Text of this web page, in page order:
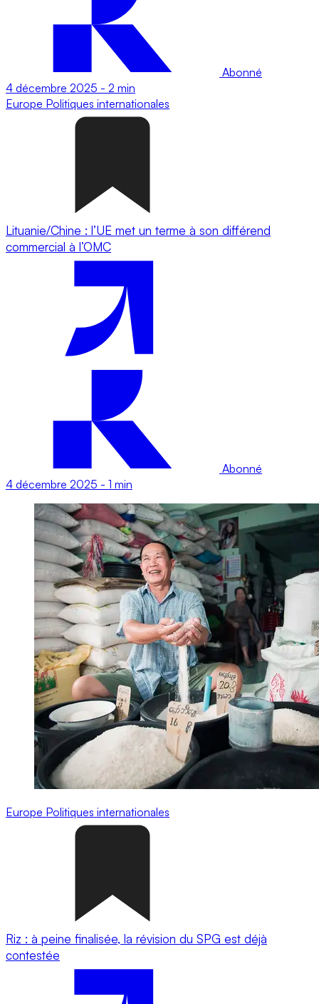
Abonné
4 décembre 2025 - 2 min
Europe Politiques internationales
Lituanie/Chine : l’UE met un terme à son différend
commercial à l’OMC
Abonné
4 décembre 2025 - 1 min
Europe Politiques internationales
Riz : à peine finalisée, la révision du SPG est déjà
contestée